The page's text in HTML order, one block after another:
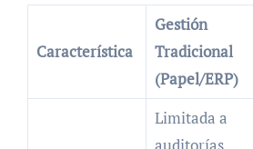
Característica
Gestión
Tradicional
(Papel/ERP)
Limitada a